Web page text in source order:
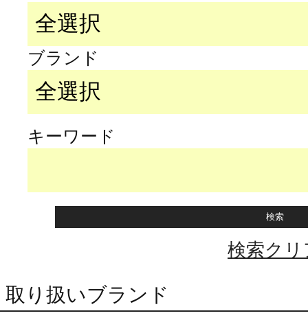
ブランド
キーワード
検索クリ
取り扱いブランド